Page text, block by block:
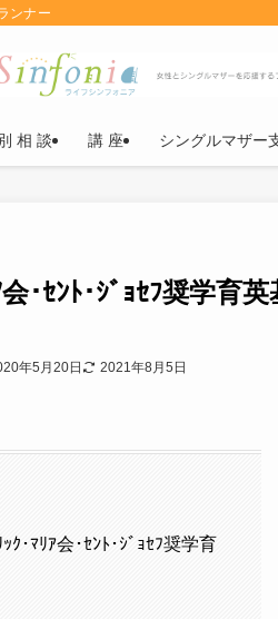
ンナー
相 談 講 座 シングルマザー
･ｾﾝﾄ･ｼﾞｮｾﾌ奨学育英
年5月20日 2021年8月5日
･ﾏﾘｱ会･ｾﾝﾄ･ｼﾞｮｾﾌ奨学育